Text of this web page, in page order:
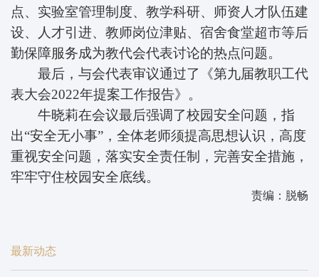
点、实验室管理制度、教学科研、师资人才队伍建
设、人才引进、教师岗位津贴、宿舍食堂超市等后
勤保障服务成为教代会代表讨论的热点问题。
最后，与会代表审议通过了《第九届教职工代
表大会2022年提案工作报告》。
牛晓莉在会议最后强调了校园安全问题，指
出“安全无小事”，全体老师须提高思想认识，高度
重视安全问题，落实安全责任制，完善安全措施，
牢牢守住校园安全底线。
责编：脱畅
最新动态